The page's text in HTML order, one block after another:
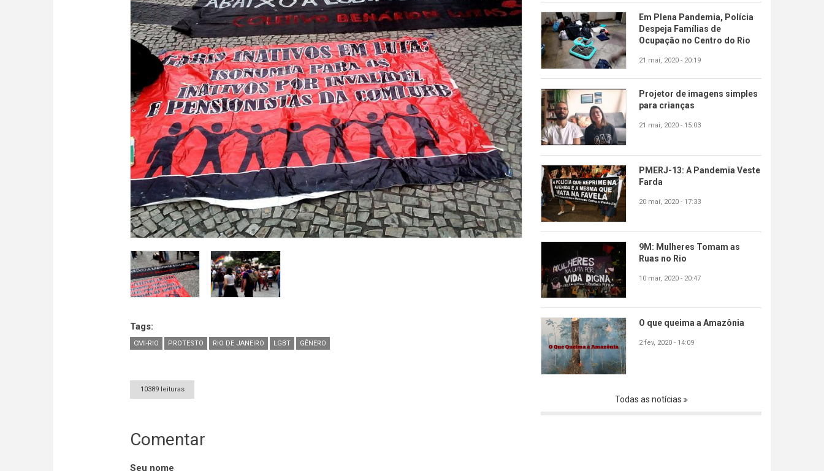
Tags:
CMI-RIO PROTESTO RIO DE JANEIRO LGBT GÊNERO
10389 leituras
Comentar
Seu nome
Em Plena Pandemia, Polícia
Despeja Famílias de
Ocupação no Centro do Rio
21 mai, 2020 - 20:19
Projetor de imagens simples
para crianças
21 mai, 2020 - 15:03
PMERJ-13: A Pandemia Veste
Farda
20 mai, 2020 - 17:33
9M: Mulheres Tomam as
Ruas no Rio
10 mar, 2020 - 20:47
O que queima a Amazônia
2 fev, 2020 - 14:09
Todas as notícias